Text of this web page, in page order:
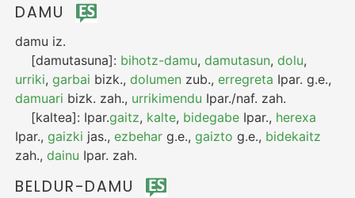
DAMU
damu iz.
[damutasuna]: bihotz-damu,damutasun,dolu,
urriki,garbai bizk.,dolumen zub.,erregreta Ipar. g.e.,
damuari bizk. zah., urrikimendu Ipar./naf. zah.
[kaltea]: Ipar.gaitz, kalte, bidegabe Ipar., herexa
Ipar.,gaizki jas.,ezbehar g.e.,gaizto g.e., bidekaitz
zah.,dainu Ipar. zah.
BELDUR-DAMU